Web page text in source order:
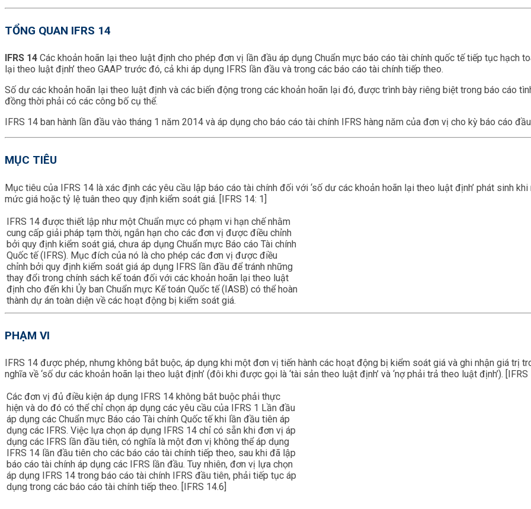
TỔNG QUAN IFRS 14
IFRS 14 Các khoản hoãn lại theo luật định cho phép đơn vị lần đầu áp dụng Chuẩn mực báo cáo tài chính quốc tế tiếp tục hạch
lại theo luật định’ theo GAAP trước đó, cả khi áp dụng IFRS lần đầu và trong các báo cáo tài chính tiếp theo.
Số dư các khoản hoãn lại theo luật định và các biến động trong các khoản hoãn lại đó, được trình bày riêng biệt trong báo cáo
đồng thời phải có các công bố cụ thể.
IFRS 14 ban hành lần đầu vào tháng 1 năm 2014 và áp dụng cho báo cáo tài chính IFRS hàng năm của đơn vị cho kỳ báo cáo
MỤC TIÊU
Mục tiêu của IFRS 14 là xác định các yêu cầu lập báo cáo tài chính đối với ‘số dư các khoản hoãn lại theo luật định’ phát sinh
mức giá hoặc tỷ lệ tuân theo quy định kiểm soát giá. [IFRS 14: 1]
IFRS 14 được thiết lập như một Chuẩn mực có phạm vi hạn chế nhằm
cung cấp giải pháp tạm thời, ngắn hạn cho các đơn vị được điều chỉnh
bởi quy định kiểm soát giá, chưa áp dụng Chuẩn mực Báo cáo Tài chính
Quốc tế (IFRS). Mục đích của nó là cho phép các đơn vị được điều
chỉnh bởi quy định kiểm soát giá áp dụng IFRS lần đầu để tránh những
thay đổi trong chính sách kế toán đối với các khoản hoãn lại theo luật
định cho đến khi Ủy ban Chuẩn mực Kế toán Quốc tế (IASB) có thể hoàn
thành dự án toàn diện về các hoạt động bị kiểm soát giá.
PHẠM VI
IFRS 14 được phép, nhưng không bắt buộc, áp dụng khi một đơn vị tiến hành các hoạt động bị kiểm soát giá và ghi nhận giá trị
nghĩa về ‘số dư các khoản hoãn lại theo luật định’ (đôi khi được gọi là ‘tài sản theo luật định’ và ‘nợ phải trả theo luật định’). [IFRS
Các đơn vị đủ điều kiện áp dụng IFRS 14 không bắt buộc phải thực
hiện và do đó có thể chỉ chọn áp dụng các yêu cầu của IFRS 1 Lần đầu
áp dụng các Chuẩn mực Báo cáo Tài chính Quốc tế khi lần đầu tiên áp
dụng các IFRS. Việc lựa chọn áp dụng IFRS 14 chỉ có sẵn khi đơn vị áp
dụng các IFRS lần đầu tiên, có nghĩa là một đơn vị không thể áp dụng
IFRS 14 lần đầu tiên cho các báo cáo tài chính tiếp theo, sau khi đã lập
báo cáo tài chính áp dụng các IFRS lần đầu. Tuy nhiên, đơn vị lựa chọn
áp dụng IFRS 14 trong báo cáo tài chính IFRS đầu tiên, phải tiếp tục áp
dụng trong các báo cáo tài chính tiếp theo. [IFRS 14.6]